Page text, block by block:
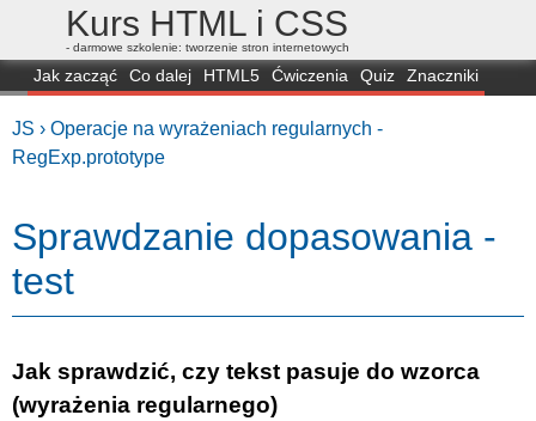
Kurs HTML i CSS
- darmowe szkolenie: tworzenie stron internetowych
Jak zacząć Co dalej HTML5 Ćwiczenia Quiz
Znaczniki
FAQ
Przeglądarki
JS › Operacje na wyrażeniach regularnych -
RegExp.prototype
Sprawdzanie dopasowania -
test
Jak sprawdzić, czy tekst pasuje do wzorca
(wyrażenia regularnego)